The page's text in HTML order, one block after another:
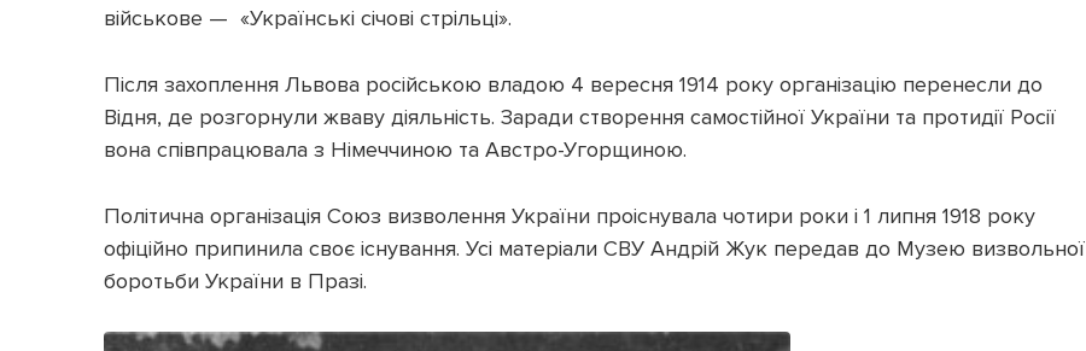
військове — «Українські січові стрільці».
Після захоплення Львова російською владою 4 вересня 1914 року організацію перенесли до
Відня, де розгорнули жваву діяльність. Заради створення самостійної України та протидії Росії
вона співпрацювала з Німеччиною та Австро-Угорщиною.
Політична організація Союз визволення України проіснувала чотири роки і 1 липня 1918 року
офіційно припинила своє існування. Усі матеріали СВУ Андрій Жук передав до Музею визвольної
боротьби України в Празі.